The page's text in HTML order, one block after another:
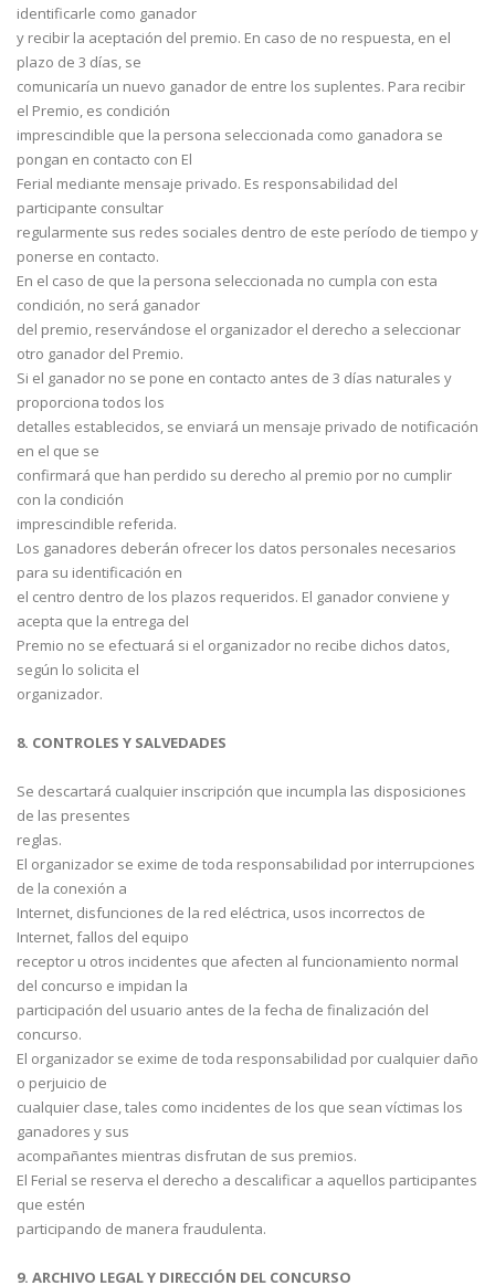
identificarle como ganador
y recibir la aceptación del premio. En caso de no respuesta, en el
plazo de 3 días, se
comunicaría un nuevo ganador de entre los suplentes. Para recibir
el Premio, es condición
imprescindible que la persona seleccionada como ganadora se
pongan en contacto con El
Ferial mediante mensaje privado. Es responsabilidad del
participante consultar
regularmente sus redes sociales dentro de este período de tiempo y
ponerse en contacto.
En el caso de que la persona seleccionada no cumpla con esta
condición, no será ganador
del premio, reservándose el organizador el derecho a seleccionar
otro ganador del Premio.
Si el ganador no se pone en contacto antes de 3 días naturales y
proporciona todos los
detalles establecidos, se enviará un mensaje privado de notificación
en el que se
confirmará que han perdido su derecho al premio por no cumplir
con la condición
imprescindible referida.
Los ganadores deberán ofrecer los datos personales necesarios
para su identificación en
el centro dentro de los plazos requeridos. El ganador conviene y
acepta que la entrega del
Premio no se efectuará si el organizador no recibe dichos datos,
según lo solicita el
organizador.
8. CONTROLES Y SALVEDADES
Se descartará cualquier inscripción que incumpla las disposiciones
de las presentes
reglas.
El organizador se exime de toda responsabilidad por interrupciones
de la conexión a
Internet, disfunciones de la red eléctrica, usos incorrectos de
Internet, fallos del equipo
receptor u otros incidentes que afecten al funcionamiento normal
del concurso e impidan la
participación del usuario antes de la fecha de finalización del
concurso.
El organizador se exime de toda responsabilidad por cualquier daño
o perjuicio de
cualquier clase, tales como incidentes de los que sean víctimas los
ganadores y sus
acompañantes mientras disfrutan de sus premios.
El Ferial se reserva el derecho a descalificar a aquellos participantes
que estén
participando de manera fraudulenta.
9. ARCHIVO LEGAL Y DIRECCIÓN DEL CONCURSO